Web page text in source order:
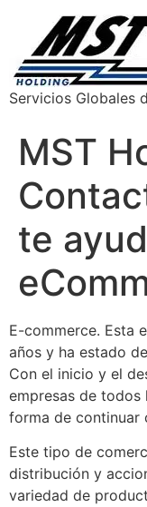
Servicios Globales
MST
te
E-commerce. Esta
años y ha estado
Con el inicio y el
empresas de todos
forma de continuar
Este tipo de
distribución y
variedad de